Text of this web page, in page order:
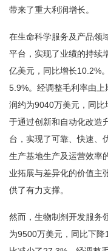
带来了重大利润增长。
在生命科学服务及产品领
平台，实现了业绩的持续
亿美元，同比增长10.2%
5.9%。经调整毛利率由上
润约为9040万美元，同
于通过创新和自动化改造
台，实现了可靠、快速、
生产基地生产及运营效率
业拓展与差异化的价值主
供了有力支撑。
然而，生物制剂开发服务
为9500万美元，同比下